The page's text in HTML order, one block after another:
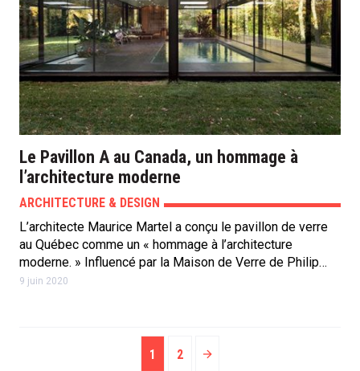
Le Pavillon A au Canada, un hommage à
l’architecture moderne
ARCHITECTURE & DESIGN
L’architecte Maurice Martel a conçu le pavillon de verre
au Québec comme un « hommage à l’architecture
moderne. » Influencé par la Maison de Verre de Philip…
9 juin 2020
1 2